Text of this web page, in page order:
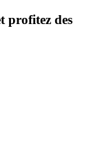
profitez des